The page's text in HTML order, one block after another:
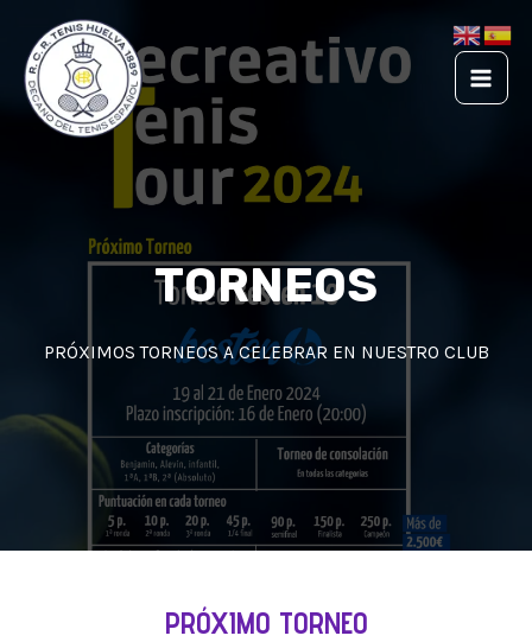
contenido
Main
TORNEOS
PRÓXIMOS TORNEOS A CELEBRAR EN NUESTRO CLUB
PRÓXIMO TORNEO